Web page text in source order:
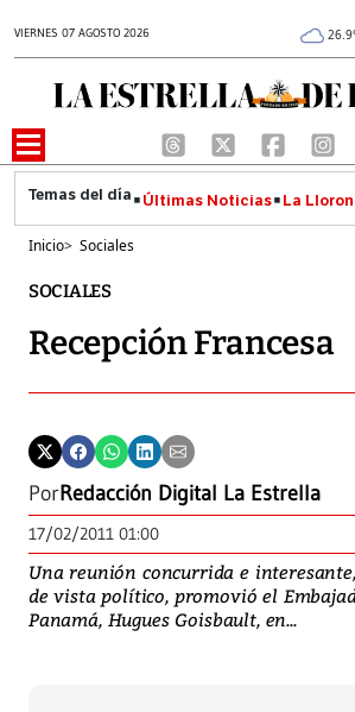
VIERNES 07 AGOSTO 2026
Últimas Noticias La
Inicio> Sociales
SOCIALES
Recepción Francesa
PorRedacción Digital La Estrella
17/02/2011 01:00
Una reunión concurrida e
de vista político, promovió el
Panamá, Hugues Goisbault, en...